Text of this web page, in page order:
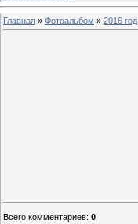
Главная » Фотоальбом » 2016 год
Всего комментариев: 0